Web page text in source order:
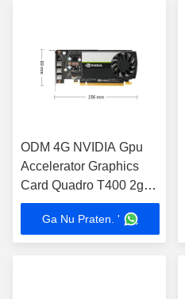
ODM 4G NVIDIA Gpu
Accelerator Graphics
Card Quadro T400 2gb
Gddr6
Ga Nu Praten. '